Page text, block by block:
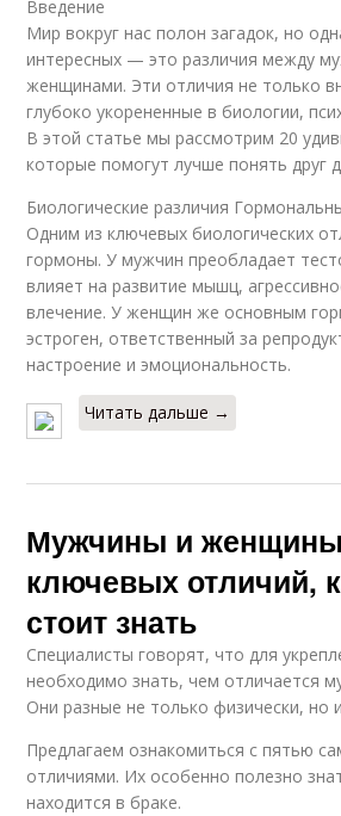
Введение
Мир вокруг нас полон загадок, но
интересных — это различия между
женщинами. Эти отличия не только
глубоко укорененные в биологии,
В этой статье мы рассмотрим 20
которые помогут лучше понять друг
Биологические различия
Одним из ключевых биологических
гормоны. У мужчин преобладает
влияет на развитие мышц,
влечение. У женщин же основным
эстроген, ответственный за
настроение и эмоциональность.
Читать дальше →
Мужчины и
ключевых отличий,
стоит знать
Специалисты говорят, что для
необходимо знать, чем отличается
Они разные не только физически, но
Предлагаем ознакомиться с пятью
отличиями. Их особенно полезно
находится в браке.